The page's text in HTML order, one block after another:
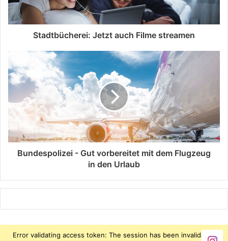
Stadtbücherei: Jetzt auch Filme streamen
Bundespolizei - Gut vorbereitet mit dem Flugzeug
in den Urlaub
Error validating access token: The session has been invalidated